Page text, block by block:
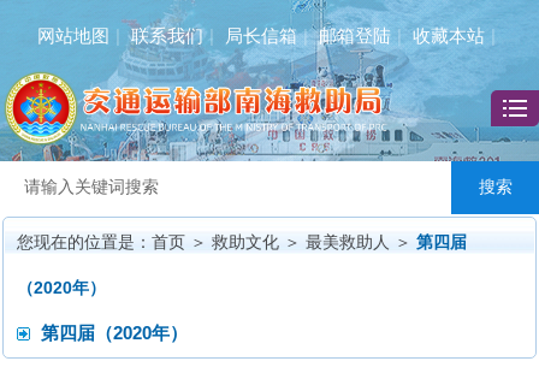
网站地图 | 联系我们 | 局长信箱 | 邮箱登陆 | 收藏本站 |
您现在的位置是： 首页 ＞ 救助文化 ＞ 最美救助人 ＞ 第四届
（2020年）
第四届（2020年）